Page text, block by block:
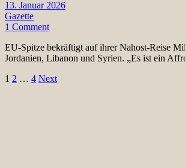
13. Januar 2026
Gazette
1 Comment
EU-Spitze bekräftigt auf ihrer Nahost-Reise
Jordanien, Libanon und Syrien. „Es ist ein
Seitennummerierung
1 2 … 4 Next